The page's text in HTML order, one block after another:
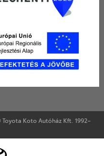
Koto Autóház Kft. 1992–